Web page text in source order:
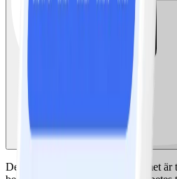
Det diabetesanpassade programmet